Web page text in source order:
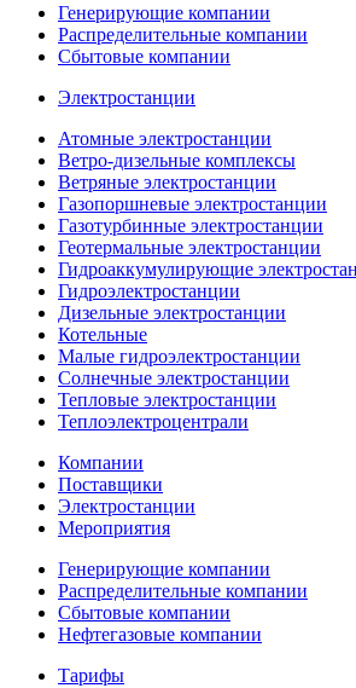
Генерирующие компании
Распределительные компании
Сбытовые компании
Электростанции
Атомные электростанции
Ветро-дизельные комплексы
Ветряные электростанции
Газопоршневые электростанции
Газотурбинные электростанции
Геотермальные электростанции
Гидроаккумулирующие
Гидроэлектростанции
Дизельные электростанции
Котельные
Малые гидроэлектростанции
Солнечные электростанции
Тепловые электростанции
Теплоэлектроцентрали
Компании
Поставщики
Электростанции
Мероприятия
Генерирующие компании
Распределительные компании
Сбытовые компании
Нефтегазовые компании
Тарифы